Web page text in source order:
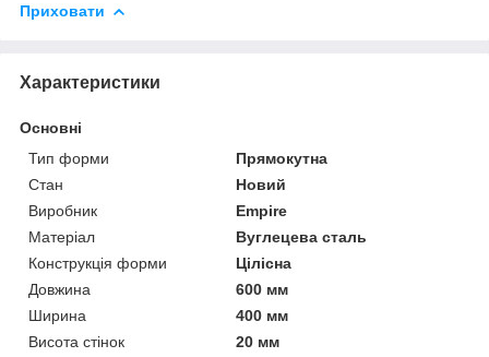
Приховати
Характеристики
Основні
Тип форми
Прямокутна
Стан
Новий
Виробник
Empire
Матеріал
Вуглецева сталь
Конструкція форми
Цілісна
Довжина
600 мм
Ширина
400 мм
Висота стінок
20 мм